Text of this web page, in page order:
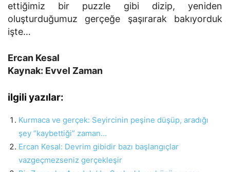
ettiğimiz bir puzzle gibi dizip, yeniden
oluşturduğumuz gerçeğe şaşırarak bakıyorduk
işte…
Ercan Kesal
Kaynak: Evvel Zaman
ilgili yazılar:
Kurmaca ve gerçek: Seyircinin peşine düşüp, aradığı
şey “kaybettiği” zaman…
Ercan Kesal: Devrim gibidir bazı başlangıçlar
vazgeçmezseniz gerçekleşir